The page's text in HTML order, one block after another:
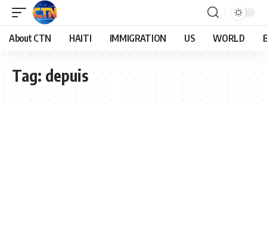
About CTN HAITI IMMIGRATION US WORLD
Tag: depuis